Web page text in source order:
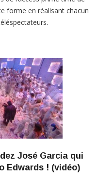
forme en réalisant chacun
José Garcia qui
Edwards ! (vidéo)